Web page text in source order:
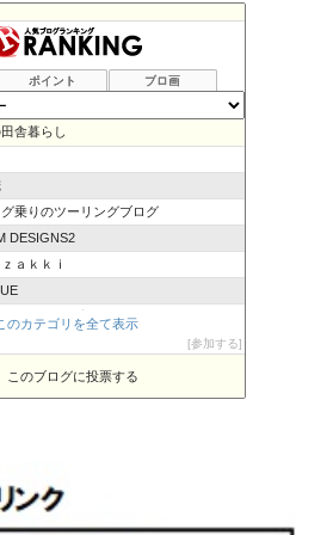
ポイント ブロ画
舎暮らし
乗りのツーリングブログ
DESIGNS2
ａｋｋｉ
CB650R備忘録
・ジャーニー
。走る
商会
のカテゴリを全て表示
参加する
このブログに投票する